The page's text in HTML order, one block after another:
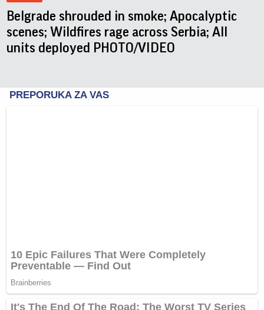
Belgrade shrouded in smoke; Apocalyptic
scenes; Wildfires rage across Serbia; All
units deployed PHOTO/VIDEO